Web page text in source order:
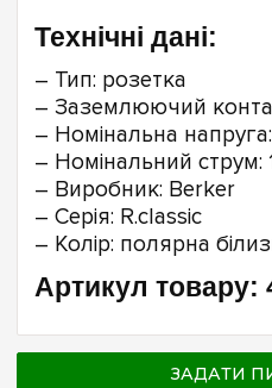
Технічні дані:
– Тип: розетка
– Заземлюючий
– Номінальна
– Номінальний струм:
– Виробник: Berker
– Серія: R.classic
– Колір: полярна
Артикул товару:
ЗАДАТИ